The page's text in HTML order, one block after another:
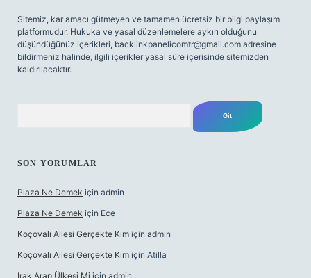
Sitemiz, kar amacı gütmeyen ve tamamen ücretsiz bir bilgi paylaşım
platformudur. Hukuka ve yasal düzenlemelere aykırı olduğunu
düşündüğünüz içerikleri, backlinkpanelicomtr@gmail.com adresine
bildirmeniz halinde, ilgili içerikler yasal süre içerisinde sitemizden
kaldırılacaktır.
SON YORUMLAR
Plaza Ne Demek için admin
Plaza Ne Demek için Ece
Koçovalı Ailesi Gerçekte Kim için admin
Koçovalı Ailesi Gerçekte Kim için Atilla
Irak Arap Ülkesi Mi için admin